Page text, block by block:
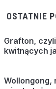
OSTATNIE
Grafton,
kwitnących
Wollongong,